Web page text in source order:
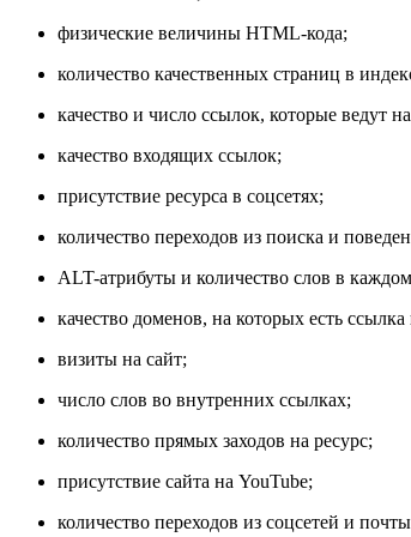
физические величины HTML-кода;
количество качественных страниц в
качество и число ссылок, которые ведут
качество входящих ссылок;
присутствие ресурса в соцсетях;
количество переходов из поиска и
ALT-атрибуты и количество слов в
качество доменов, на которых есть
визиты на сайт;
число слов во внутренних ссылках;
количество прямых заходов на ресурс;
присутствие сайта на YouTube;
количество переходов из соцсетей и